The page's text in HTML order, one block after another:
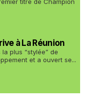
à La Réunion
plus “stylée” de
et a ouvert se...